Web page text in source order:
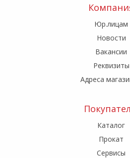
Юр.лицам
Новости
Вакансии
Реквизиты
Адреса
Каталог
Прокат
Сервисы